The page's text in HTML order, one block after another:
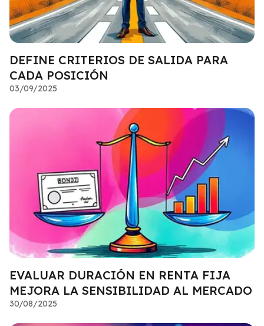
DEFINE CRITERIOS DE SALIDA PARA
CADA POSICIÓN
03/09/2025
EVALUAR DURACIÓN EN RENTA FIJA
MEJORA LA SENSIBILIDAD AL MERCADO
30/08/2025